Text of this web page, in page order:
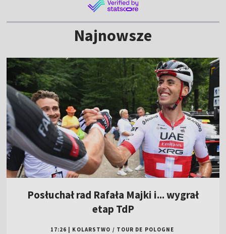
Najnowsze
Posłuchał rad Rafała Majki i... wygrał
etap TdP
17:26 KOLARSTWO / TOUR DE POLOGNE